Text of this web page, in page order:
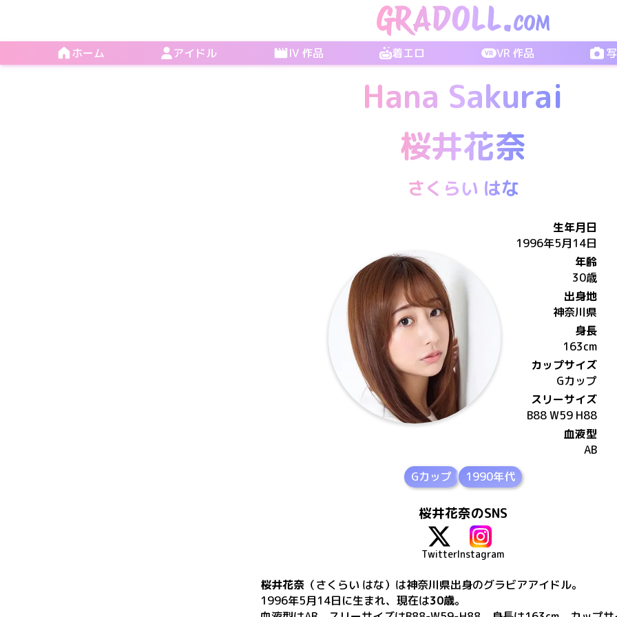
ホーム アイドル IV 作品 着エロ VR 作品
Hana Sakurai
桜井花奈
さくらい はな
生年月日
1996年5月14日
年齢
30歳
出身地
神奈川県
身長
163cm
カップサイズ
Gカップ
スリーサイズ
B88 W59 H88
血液型
AB
Gカップ
1990年代
桜井花奈のSNS
TwitterInstagram
桜井花奈（さくらい はな） は神奈川県出身のグラビアアイドル。
1996年5月14日に生まれ、現在は30歳。